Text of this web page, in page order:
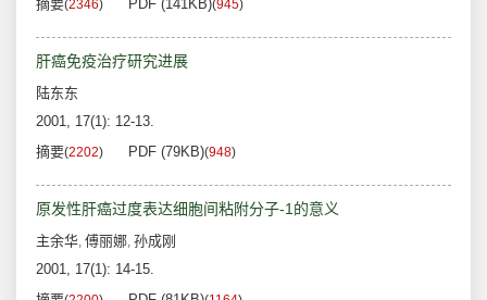
摘要(2346) PDF (141KB)(945)
肝癌免疫治疗研究进展
陆东东
2001, 17(1): 12-13.
摘要(2202) PDF (79KB)(948)
原发性肝癌过度表达细胞间粘附分子-1的意义
主余华, 傅丽娜, 孙成刚
2001, 17(1): 14-15.